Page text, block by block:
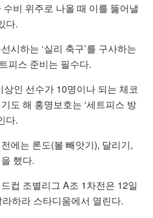
비 위주로 나올 때 이를 뚫어낼
다.
시하는 ‘실리 축구’를 구사하는
피스 준비는 필수다.
인 선수가 10명이나 되는 체코
도 해 홍명보호는 ‘세트피스 방
다.
에는 론도(볼 빼앗기), 달리기,
했다.
컵 조별리그 A조 1차전은 12일
하라 스타디움에서 열린다.